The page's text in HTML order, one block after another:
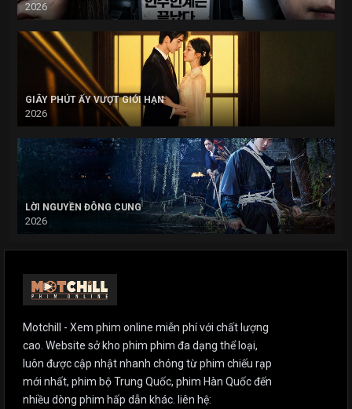
2026
GIÂY PHÚT ẤY VƯỢT GIỚI HẠN
2026
LỜI NGUYỀN ĐÔNG CUNG
2026
Motchill - Xem phim online miễn phí với chất lượng
cao. Website sở kho phim phim đa dạng thể loại,
luôn được cập nhật nhanh chóng từ phim chiếu rạp
mới nhất, phim bộ Trung Quốc, phim Hàn Quốc đến
nhiều dòng phim hấp dẫn khác. liên hệ: